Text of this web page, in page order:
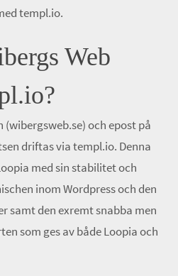
templ.io.
Web
(wibergsweb.se) och epost på
driftas via templ.io. Denna
med sin stabilitet och
inom Wordpress och den
samt den exremt snabba men
som ges av både Loopia och